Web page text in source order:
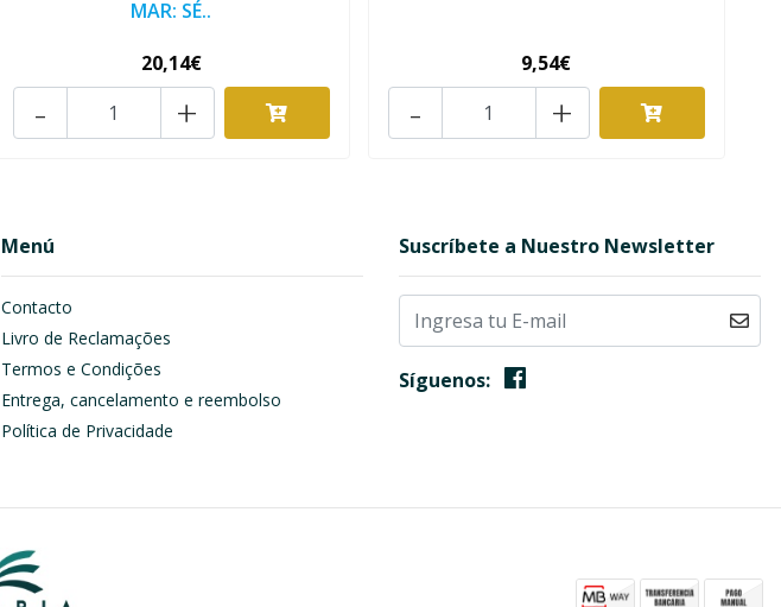
MAR: SÉ..
20,14€
+
-
9,54€
+
-
Menú
Contacto
Livro de Reclamações
Termos e Condições
Entrega, cancelamento e reembolso
Política de Privacidade
Suscríbete a Nuestro Newsletter
Síguenos: